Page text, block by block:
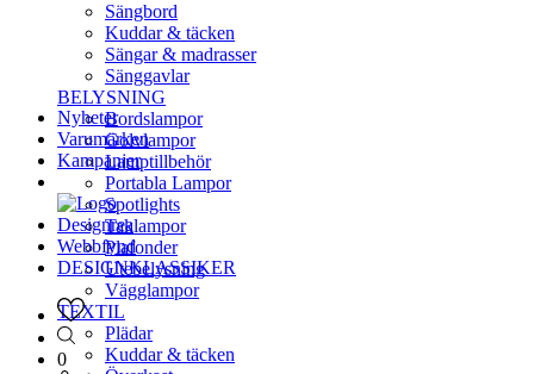
Sängbord
Kuddar & täcken
Sängar & madrasser
Sänggavlar
BELYSNING
Bordslampor
Golvlampor
Lamptillbehör
Portabla Lampor
Spotlights
Taklampor
Plafonder
Utebelysning
Vägglampor
TEXTIL
Plädar
Kuddar & täcken
Nyheter
Varumärken
Kampanjer
Designrea
Webbfynd
DESIGNKLASSIKER
0